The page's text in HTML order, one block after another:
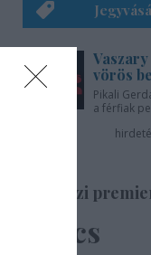
Vaszary
vörös
Pikali
a férfiak
Színházi
Nincs